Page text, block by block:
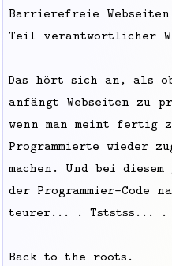
Barrierefreie Webseiten
Teil verantwortlicher
Das hört sich an, als
anfängt Webseiten zu
wenn man meint fertig
Programmierte wieder
machen. Und bei
der Programmier-Code
teurer... . Tststss... .
Back to the roots.